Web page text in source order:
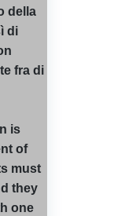
della
di
fra di
is
of
must
they
one